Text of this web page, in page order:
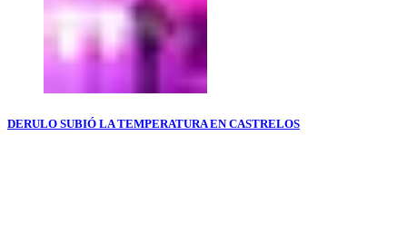
DERULO SUBIÓ LA TEMPERATURA EN CASTRELOS